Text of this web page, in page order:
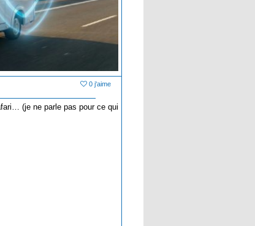
0 j'aime
(je ne parle pas pour ce qui